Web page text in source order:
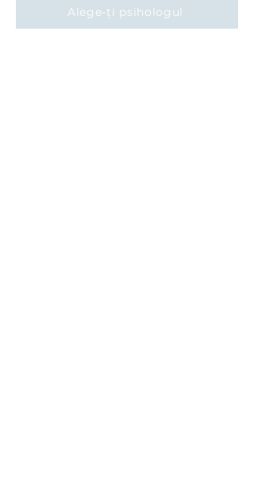
Alege-ți psihologul